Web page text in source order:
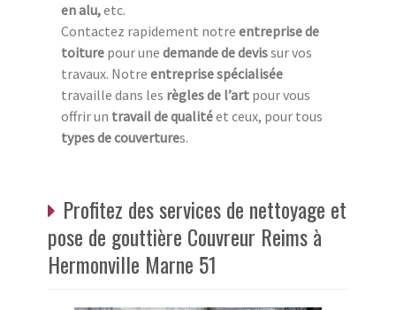
en alu,etc.
Contactez rapidement notre entreprise de
toiture pour une demande de devissur vos
travaux. Notre entreprise spécialisée
travaille dans les règles de l’art pour vous
offrir un travail de qualitéet ceux, pour tous
types de couvertures.
Profitez des services de nettoyage et
pose de gouttière Couvreur Reims à
Hermonville Marne 51